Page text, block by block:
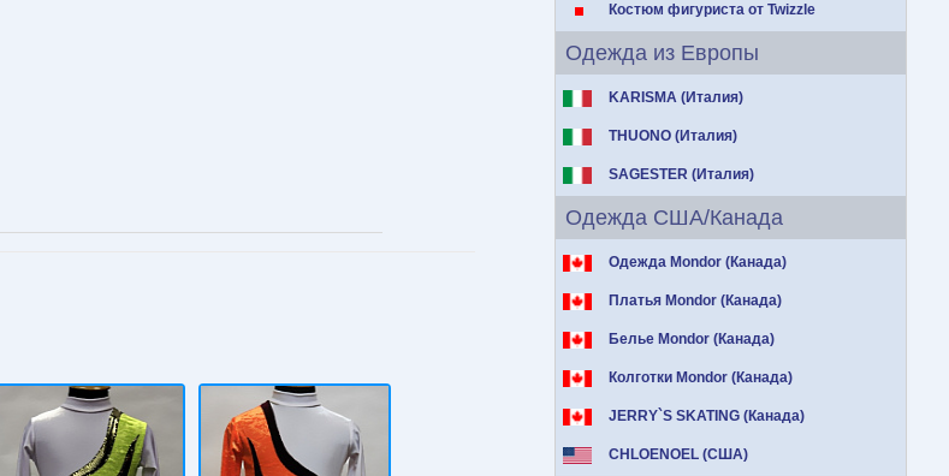
Костюм фигуриста от Twizzle
Одежда из Европы
KARISMA (Италия)
THUONO (Италия)
SAGESTER (Италия)
Одежда США/Канада
Одежда Mondor (Канада)
Платья Mondor (Канада)
Белье Mondor (Канада)
Колготки Mondor (Канада)
JERRY`S SKATING (Канада)
CHLOENOEL (США)